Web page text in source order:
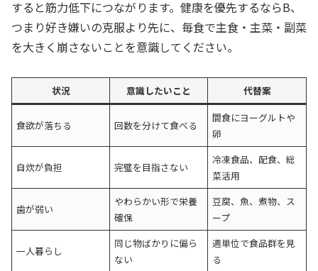
すると筋力低下につながります。健康を優先するならB、
つまり好き嫌いの克服より先に、毎食で主食・主菜・副菜
を大きく崩さないことを意識してください。
状況 意識したいこと 代替案
食欲が落ちる 回数を分けて食べる
間食にヨーグルトや
卵
自炊が負担 完璧を目指さない
冷凍食品、配食、総
菜活用
歯が弱い
やわらかい形で栄養
確保
豆腐、魚、煮物、ス
ープ
一人暮らし
同じ物ばかりに偏ら
ない
週単位で食品群を見
る